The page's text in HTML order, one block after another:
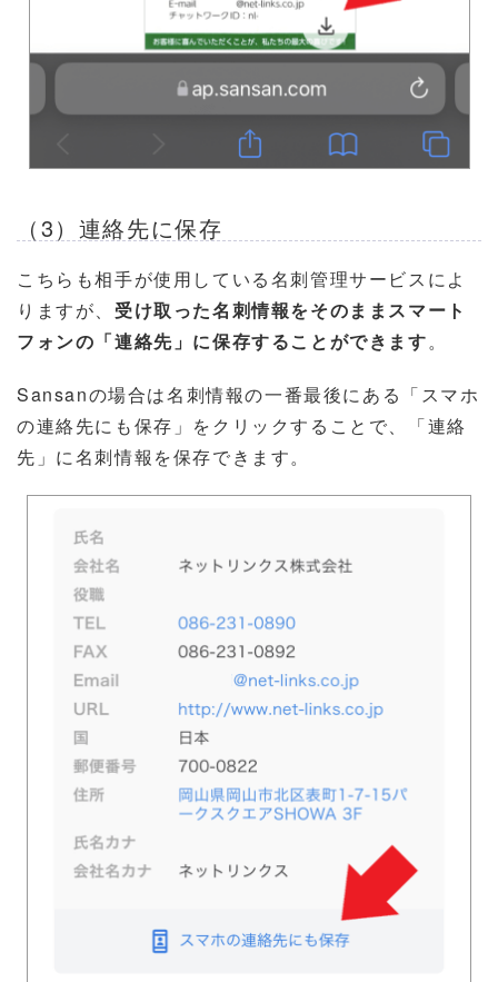
（3）連絡先に保存
こちらも相手が使用している名刺管理サービスによ
りますが、 受け取った名刺情報をそのままスマート
フォンの「連絡先」に保存することができます。
Sansanの場合は名刺情報の一番最後にある「スマホ
の連絡先にも保存」をクリックすることで、「連絡
先」に名刺情報を保存できます。